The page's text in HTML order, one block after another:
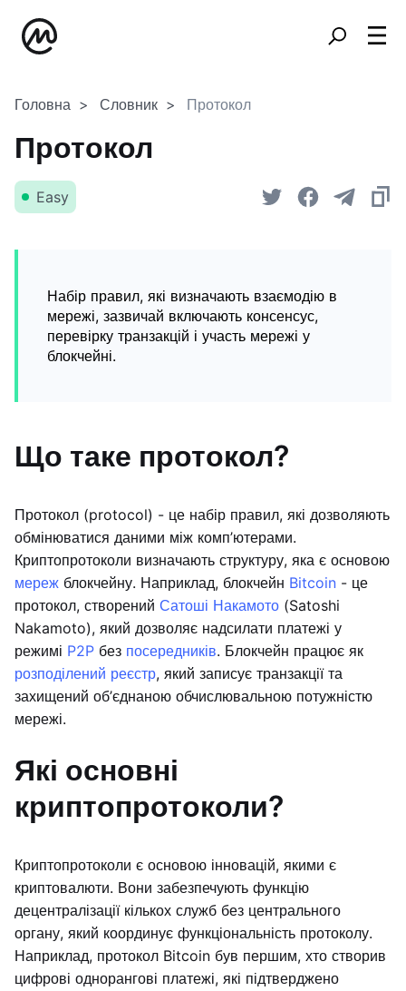
Головна Словник Протокол
Протокол
Easy
Набір правил, які визначають взаємодію в
мережі, зазвичай включають консенсус,
перевірку транзакцій і участь мережі у
блокчейні.
Що таке протокол?
Протокол (protocol) - це набір правил, які дозволяють
обмінюватися даними між комп’ютерами.
Криптопротоколи визначають структуру, яка є основою
мереж блокчейну. Наприклад, блокчейн Bitcoin - це
протокол, створений Сатоші Накамото (Satoshi
Nakamoto), який дозволяє надсилати платежі у
режимі P2P без посередників. Блокчейн працює як
розподілений реєстр, який записує транзакції та
захищений об’єднаною обчислювальною потужністю
мережі.
Які основні
криптопротоколи?
Криптопротоколи є основою інновацій, якими є
криптовалюти. Вони забезпечують функцію
децентралізації кількох служб без центрального
органу, який координує функціональність протоколу.
Наприклад, протокол Bitcoin був першим, хто створив
цифрові однорангові платежі, які підтверджено